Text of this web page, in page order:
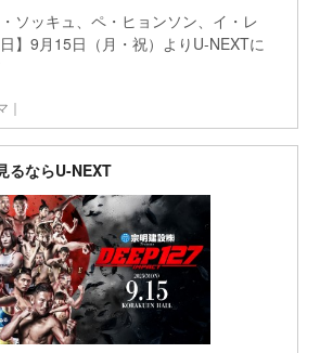
ソッキュ、ペ・ヒョンソン、イ・レ
】9月15日（月・祝）よりU-NEXTに
｜
るならU-NEXT